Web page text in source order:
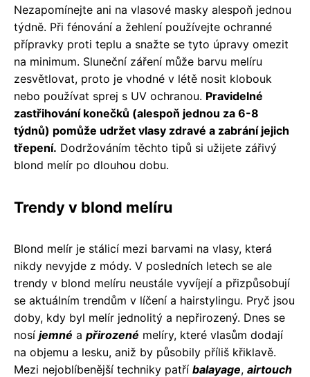
Nezapomínejte ani na vlasové masky alespoň jednou
týdně. Při fénování a žehlení používejte ochranné
přípravky proti teplu a snažte se tyto úpravy omezit
na minimum. Sluneční záření může barvu melíru
zesvětlovat, proto je vhodné v létě nosit klobouk
nebo používat sprej s UV ochranou. Pravidelné
zastřihování konečků (alespoň jednou za 6-8
týdnů) pomůže udržet vlasy zdravé a zabrání jejich
třepení. Dodržováním těchto tipů si užijete zářivý
blond melír po dlouhou dobu.
Trendy v blond melíru
Blond melír je stálicí mezi barvami na vlasy, která
nikdy nevyjde z módy. V posledních letech se ale
trendy v blond melíru neustále vyvíjejí a přizpůsobují
se aktuálním trendům v líčení a hairstylingu. Pryč jsou
doby, kdy byl melír jednolitý a nepřirozený. Dnes se
nosí jemné a přirozené melíry, které vlasům dodají
na objemu a lesku, aniž by působily příliš křiklavě.
Mezi nejoblíbenější techniky patří balayage, airtouch